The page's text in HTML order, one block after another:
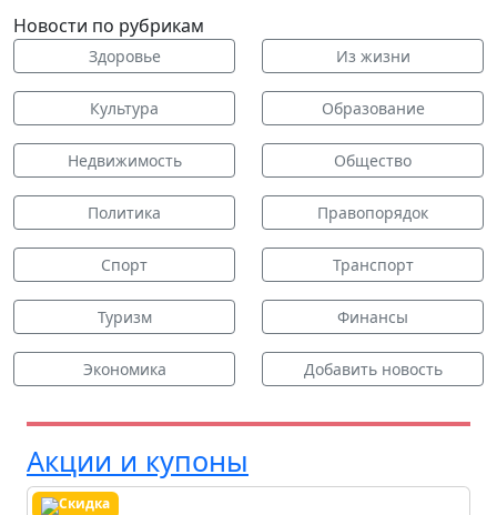
Новости по рубрикам
Здоровье Из жизни
Культура Образование
Недвижимость Общество
Политика Правопорядок
Спорт Транспорт
Туризм Финансы
Экономика Добавить новость
Акции и купоны